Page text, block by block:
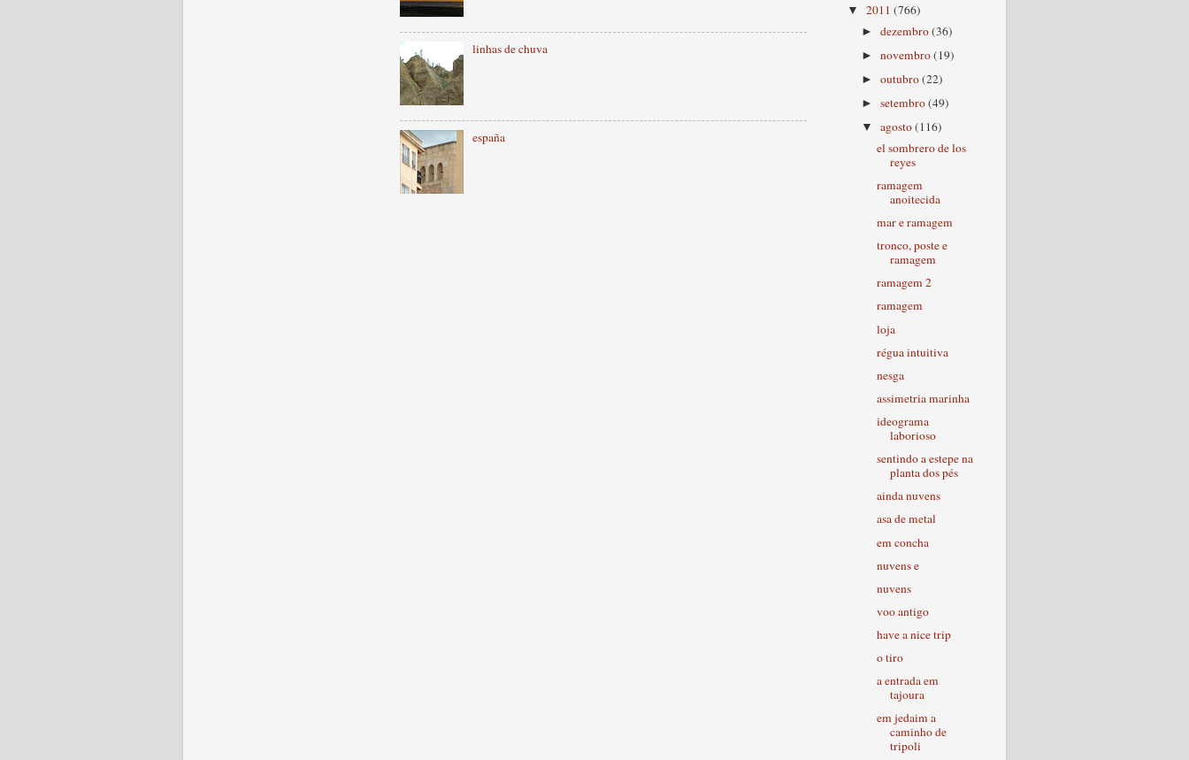
linhas de chuva
españa
▼ 2011 (766)
►dezembro(36)
►novembro(19)
►outubro(22)
►setembro(49)
▼agosto(116)
el sombrero de los
reyes
ramagem
anoitecida
mar e ramagem
tronco, poste e
ramagem
ramagem 2
ramagem
loja
régua intuitiva
nesga
assimetria marinha
ideograma
laborioso
sentindo a estepe na
planta dos pés
ainda nuvens
asa de metal
em concha
nuvens e
nuvens
voo antigo
have a nice trip
o tiro
a entrada em
tajoura
em jedaim a
caminho de
tripoli